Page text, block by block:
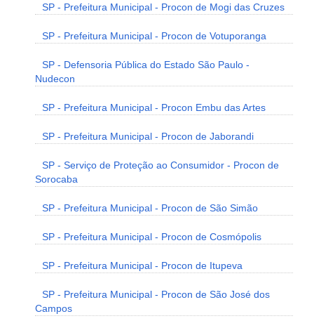
SP - Prefeitura Municipal - Procon de Mogi das Cruzes
SP - Prefeitura Municipal - Procon de Votuporanga
SP - Defensoria Pública do Estado São Paulo -
Nudecon
SP - Prefeitura Municipal - Procon Embu das Artes
SP - Prefeitura Municipal - Procon de Jaborandi
SP - Serviço de Proteção ao Consumidor - Procon de
Sorocaba
SP - Prefeitura Municipal - Procon de São Simão
SP - Prefeitura Municipal - Procon de Cosmópolis
SP - Prefeitura Municipal - Procon de Itupeva
SP - Prefeitura Municipal - Procon de São José dos
Campos